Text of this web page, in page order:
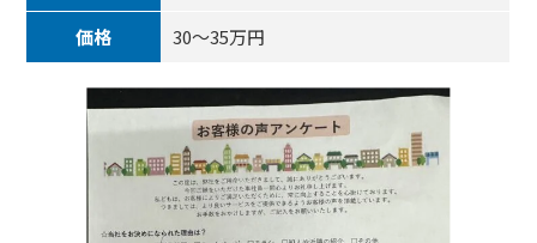
価格 30～35万円